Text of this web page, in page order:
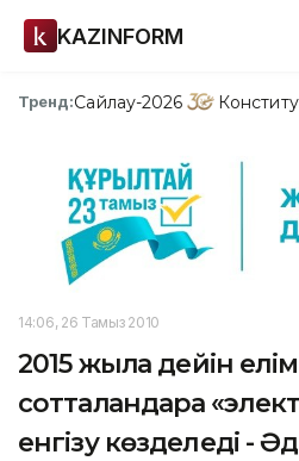
KAZINFORM
Тренд:Сайлау-2026
14:06, 26 Тамыз 2010
2015 жылға дейін
сотталғандарға
енгізу көзделеді -